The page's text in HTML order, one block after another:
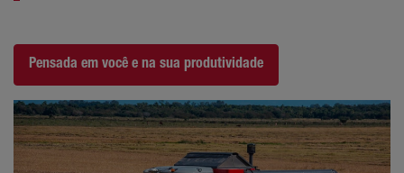
Pensada em você e na sua produtividade